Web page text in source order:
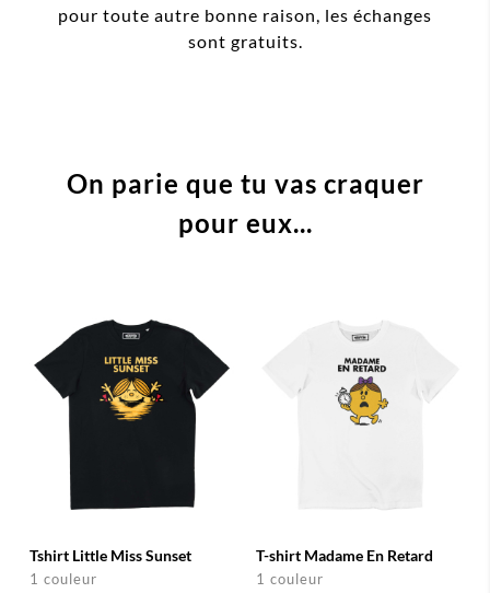
pour toute autre bonne raison, les échanges
sont gratuits.
On parie que tu vas craquer
pour eux...
Tshirt Little Miss Sunset
1 couleur
T-shirt Madame En Retard
1 couleur